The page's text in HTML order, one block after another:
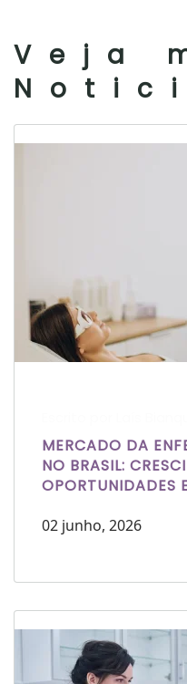
Veja
MERCADO DA
NO BRASIL:
OPORTUNIDADES
02 junho, 2026